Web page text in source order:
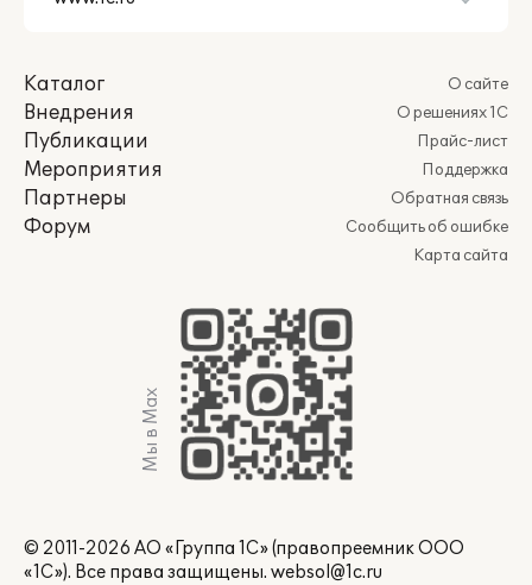
Каталог
Внедрения
Публикации
Мероприятия
Партнеры
Форум
О сайте
О решениях 1С
Прайс-лист
Поддержка
Обратная связь
Сообщить об ошибке
Карта сайта
Мы в Max
© 2011-2026 АО «Группа 1С» (правопреемник ООО
«1С»). Все права защищены. websol@1c.ru